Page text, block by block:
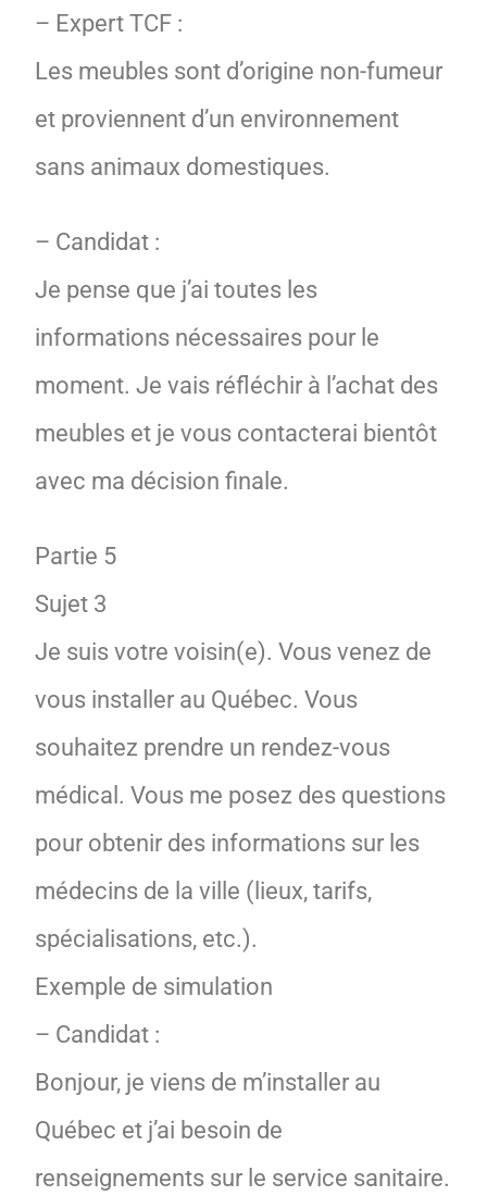
– Expert TCF :
Les meubles sont d’origine non-fumeur
et proviennent d’un environnement
sans animaux domestiques.
– Candidat :
Je pense que j’ai toutes les
informations nécessaires pour le
moment. Je vais réfléchir à l’achat des
meubles et je vous contacterai bientôt
avec ma décision finale.
Partie 5
Sujet 3
Je suis votre voisin(e). Vous venez de
vous installer au Québec. Vous
souhaitez prendre un rendez-vous
médical. Vous me posez des questions
pour obtenir des informations sur les
médecins de la ville (lieux, tarifs,
spécialisations, etc.).
Exemple de simulation
– Candidat :
Bonjour, je viens de m’installer au
Québec et j’ai besoin de
renseignements sur le service sanitaire.